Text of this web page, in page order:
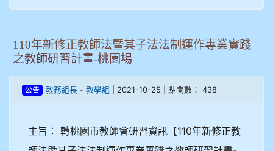
110年新修正教師法暨其子法法制運作專業實踐
之教師研習計畫-桃園場
公告 教務組長 - 教學組 | 2021-10-25 | 點閱數： 438
主旨： 轉桃園市教師會研習資訊【110年新修正教